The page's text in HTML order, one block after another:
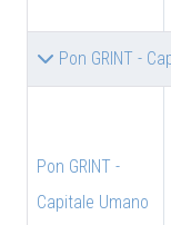
Pon GRINT -
Pon GRINT -
Capitale Umano